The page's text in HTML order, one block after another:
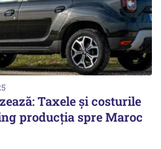
Taxele și costurile
producția spre Maroc